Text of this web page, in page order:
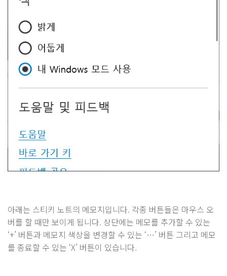
아래는 스티키 노트의 메모지입니다. 각종 버튼들은 마우스 오
버를 할 때만 보이게 됩니다. 상단에는 메모를 추가할 수 있는
‘+’ 버튼과 메모지 색상을 변경할 수 있는 ‘…’ 버튼 그리고 메모
를 종료할 수 있는 ‘X’ 버튼이 있습니다.